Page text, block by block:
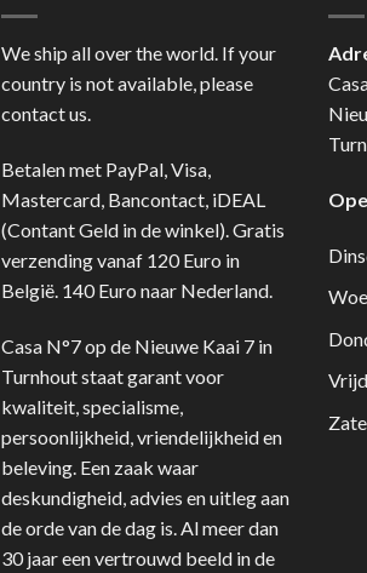
We ship all over the world. If your
country is not available, please
contact us.
Betalen met PayPal, Visa,
Mastercard, Bancontact, iDEAL
(Contant Geld in de winkel). Gratis
verzending vanaf 120 Euro in
België. 140 Euro naar Nederland.
Casa N°7 op de Nieuwe Kaai 7 in
Turnhout staat garant voor
kwaliteit, specialisme,
persoonlijkheid, vriendelijkheid en
beleving. Een zaak waar
deskundigheid, advies en uitleg aan
de orde van de dag is. Al meer dan
30 jaar een vertrouwd beeld in de